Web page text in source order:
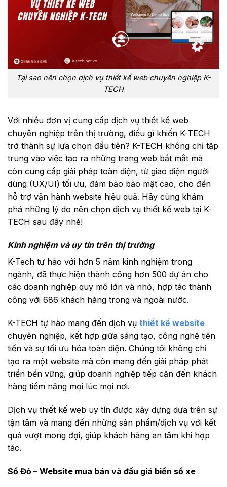
Tại sao nên chọn dịch vụ thiết kế web chuyên nghiệp K-
TECH
Với nhiều đơn vị cung cấp dịch vụ thiết kế web
chuyên nghiệp trên thị trường, điều gì khiến K-TECH
trở thành sự lựa chọn đầu tiên? K-TECH không chỉ tập
trung vào việc tạo ra những trang web bắt mắt mà
còn cung cấp giải pháp toàn diện, từ giao diện người
dùng (UX/UI) tối ưu, đảm bảo bảo mật cao, cho đến
hỗ trợ vận hành website hiệu quả. Hãy cùng khám
phá những lý do nên chọn dịch vụ thiết kế web tại K-
TECH sau đây nhé!
Kinh nghiệm và uy tín trên thị trường
K-Tech tự hào với hơn 5 năm kinh nghiệm trong
ngành, đã thực hiện thành công hơn 500 dự án cho
các doanh nghiệp quy mô lớn và nhỏ, hợp tác thành
công với 686 khách hàng trong và ngoài nước.
K-TECH tự hào mang đến dịch vụ thiết kế website
chuyên nghiệp, kết hợp giữa sáng tạo, công nghệ tiên
tiến và sự tối ưu hóa toàn diện. Chúng tôi không chỉ
tạo ra một website mà còn mang đến giải pháp phát
triển bền vững, giúp doanh nghiệp tiếp cận đến khách
hàng tiềm năng mọi lúc mọi nơi.
Dịch vụ thiết kế web uy tín được xây dựng dựa trên sự
tận tâm và mang đến những sản phẩm/dịch vụ với kết
quả vượt mong đợi, giúp khách hàng an tâm khi hợp
tác.
Số Đỏ – Website mua bán và đấu giá biển số xe